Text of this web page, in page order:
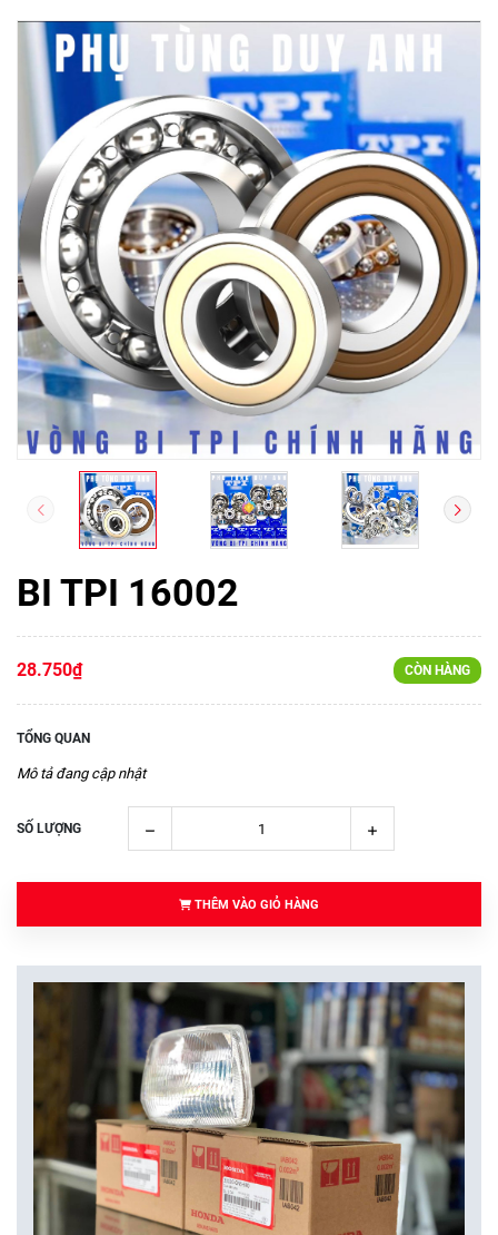
BI TPI 16002
28.750₫ CÒN HÀNG
TỔNG QUAN
Mô tả đang cập nhật
SỐ LƯỢNG
THÊM VÀO GIỎ HÀNG